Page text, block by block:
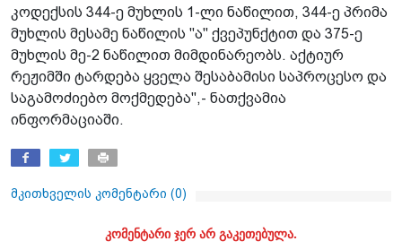
კოდექსის 344-ე მუხლის 1-ლი ნაწილით, 344-ე პრიმა
მუხლის მესამე ნაწილის "ა" ქვეპუნქტით და 375-ე
მუხლის მე-2 ნაწილით მიმდინარეობს. აქტიურ
რეჟიმში ტარდება ყველა შესაბამისი საპროცესო და
საგამოძიებო მოქმედება",- ნათქვამია
ინფორმაციაში.
მკითხველის კომენტარი (0)
კომენტარი ჯერ არ გაკეთებულა.